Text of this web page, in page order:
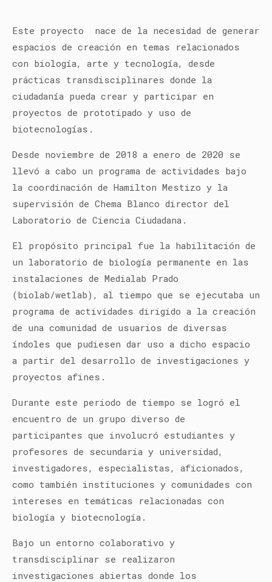
Este proyecto nace de la necesidad de generar
espacios de creación en temas relacionados
con biología, arte y tecnología, desde
prácticas transdisciplinares donde la
ciudadanía pueda crear y participar en
proyectos de prototipado y uso de
biotecnologías.
Desde noviembre de 2018 a enero de 2020 se
llevó a cabo un programa de actividades bajo
la coordinación de Hamilton Mestizo y la
supervisión de Chema Blanco director del
Laboratorio de Ciencia Ciudadana.
El propósito principal fue la habilitación de
un laboratorio de biología permanente en las
instalaciones de Medialab Prado
(biolab/wetlab), al tiempo que se ejecutaba un
programa de actividades dirigido a la creación
de una comunidad de usuarios de diversas
índoles que pudiesen dar uso a dicho espacio
a partir del desarrollo de investigaciones y
proyectos afines.
Durante este periodo de tiempo se logró el
encuentro de un grupo diverso de
participantes que involucró estudiantes y
profesores de secundaria y universidad,
investigadores, especialistas, aficionados,
como también instituciones y comunidades con
intereses en temáticas relacionadas con
biología y biotecnología.
Bajo un entorno colaborativo y
transdisciplinar se realizaron
investigaciones abiertas donde los